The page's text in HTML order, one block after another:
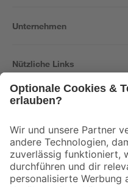
Unternehmen
Nützliche Links
Der toom Newsletter: Keine
Zur Newsletter